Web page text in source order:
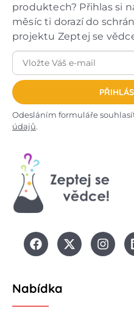
produktech? Přihlas si
měsíc ti dorazí do
projektu Zeptej se
Odesláním formuláře
údajů.
Nabídka